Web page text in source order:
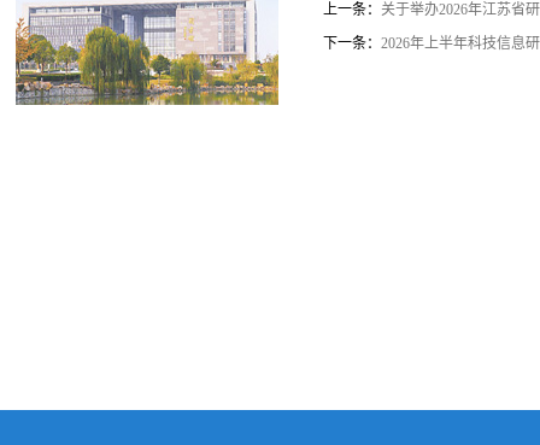
上一条：
关于举办2026年江苏省
下一条： 2026年上半年科技信息